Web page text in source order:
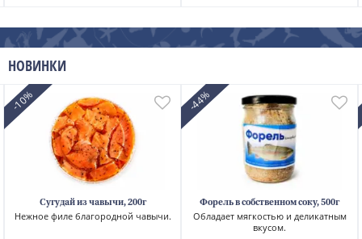
НОВИНКИ
-10%
Сугудай из чавычи, 200г
Нежное филе благородной чавычи.
-44%
Форель в собственном соку, 500г
Обладает мягкостью и деликатным
вкусом.